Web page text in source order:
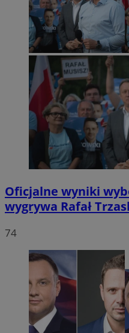
Oficjalne wyniki
wygrywa Rafał
74